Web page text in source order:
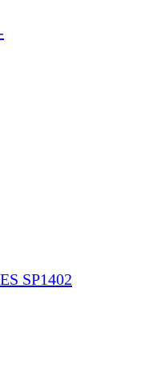
SP1402